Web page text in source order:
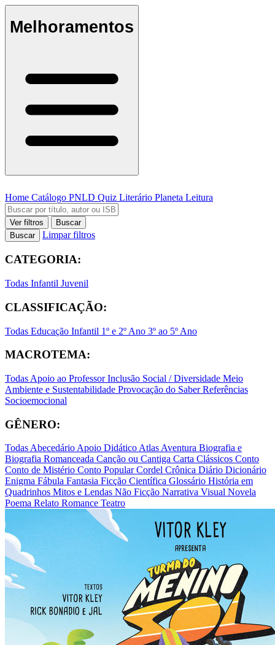
Melhoramentos
Home Catálogo PNLD Quiz Literário Planeta Leitura
Ver filtros
Buscar
Buscar
Limpar filtros
CATEGORIA:
Todas Infantil Juvenil
CLASSIFICAÇÃO:
Todas Educação Infantil 1º e 2º Ano 3º ao 5º Ano
MACROTEMA:
Todas Apoio ao ProfessorInclusão Social / Diversidade Meio
Ambiente e Sustentabilidade Provocação do SaberReferências
Socioemocional
GÊNERO:
TodasAbecedárioApoio DidáticoAtlasAventura Biografia e
Biografia Romanceada Canção ou Cantiga Carta Clássicos Conto
Conto de Mistério Conto PopularCordel Crônica Diário Dicionário
Enigma Fábula Fantasia Ficção Científica Glossário História em
Quadrinhos Mitos e Lendas Não Ficção Narrativa Visual Novela
Poema Relato Romance Teatro